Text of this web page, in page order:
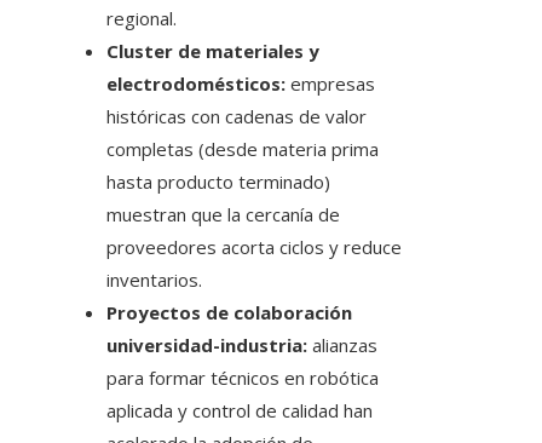
regional.
Cluster de materiales y
electrodomésticos: empresas
históricas con cadenas de valor
completas (desde materia prima
hasta producto terminado)
muestran que la cercanía de
proveedores acorta ciclos y reduce
inventarios.
Proyectos de colaboración
universidad-industria: alianzas
para formar técnicos en robótica
aplicada y control de calidad han